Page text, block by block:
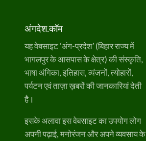
अंगदेश.कॉम
यह वेबसाइट ‘अंग-प्रदेश’ (बिहार राज्य में
भागलपुर के आसपास के क्षेत्र) की संस्कृति,
भाषा अंगिका, इतिहास, व्यंजनों, त्योहारों,
पर्यटन एवं ताज़ा ख़बरों की जानकारियां देती
है।
इसके अलावा इस वेबसाइट का उपयोग लोग
अपनी पढ़ाई, मनोरंजन और अपने व्यवसाय के